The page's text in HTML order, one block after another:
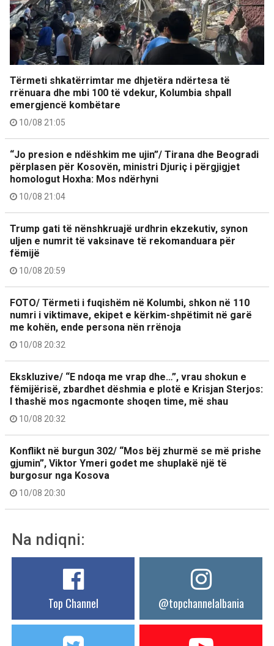
Tërmeti shkatërrimtar me dhjetëra ndërtesa të
rrënuara dhe mbi 100 të vdekur, Kolumbia shpall
emergjencë kombëtare
10/08 21:05
“Jo presion e ndëshkim me ujin”/ Tirana dhe Beogradi
përplasen për Kosovën, ministri Djuriç i përgjigjet
homologut Hoxha: Mos ndërhyni
10/08 21:04
Trump gati të nënshkruajë urdhrin ekzekutiv, synon
uljen e numrit të vaksinave të rekomanduara për
fëmijë
10/08 20:59
FOTO/ Tërmeti i fuqishëm në Kolumbi, shkon në 110
numri i viktimave, ekipet e kërkim-shpëtimit në garë
me kohën, ende persona nën rrënoja
10/08 20:32
Ekskluzive/ “E ndoqa me vrap dhe…”, vrau shokun e
fëmijërisë, zbardhet dëshmia e plotë e Krisjan Sterjos:
I thashë mos ngacmonte shoqen time, më shau
10/08 20:32
Konflikt në burgun 302/ “Mos bëj zhurmë se më prishe
gjumin”, Viktor Ymeri godet me shuplakë një të
burgosur nga Kosova
10/08 20:30
Na ndiqni:
Top Channel @topchannelalbania